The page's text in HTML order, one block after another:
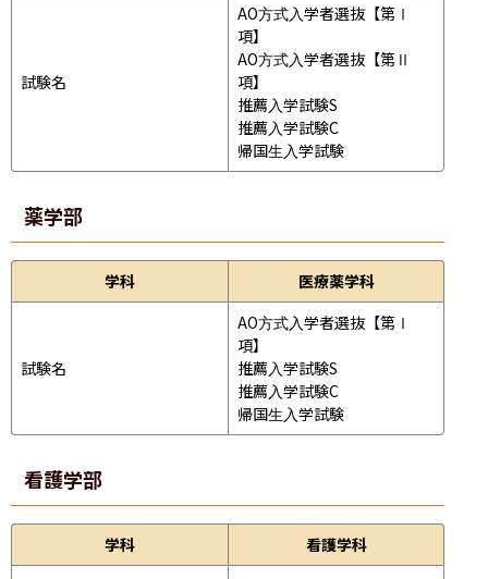
試験名
AO方式入学者選抜【第Ⅰ
項】
AO方式入学者選抜【第Ⅱ
項】
推薦入学試験S
推薦入学試験C
帰国生入学試験
薬学部
学科 医療薬学科
試験名
AO方式入学者選抜【第Ⅰ
項】
推薦入学試験S
推薦入学試験C
帰国生入学試験
看護学部
学科
看護学科